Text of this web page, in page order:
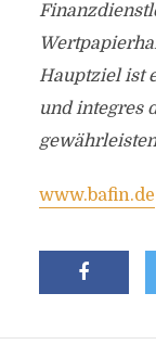
Hauptziel ist
und integres
www.bafin.de